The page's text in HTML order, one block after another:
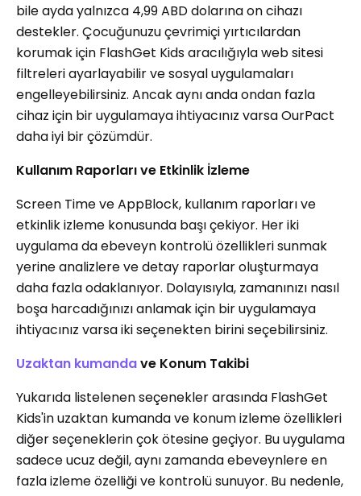
bile ayda yalnızca 4,99 ABD dolarına on cihazı
destekler. Çocuğunuzu çevrimiçi yırtıcılardan
korumak için FlashGet Kids aracılığıyla web sitesi
filtreleri ayarlayabilir ve sosyal uygulamaları
engelleyebilirsiniz. Ancak aynı anda ondan fazla
cihaz için bir uygulamaya ihtiyacınız varsa OurPact
daha iyi bir çözümdür.
Kullanım Raporları ve Etkinlik İzleme
Screen Time ve AppBlock, kullanım raporları ve
etkinlik izleme konusunda başı çekiyor. Her iki
uygulama da ebeveyn kontrolü özellikleri sunmak
yerine analizlere ve detay raporlar oluşturmaya
daha fazla odaklanıyor. Dolayısıyla, zamanınızı nasıl
boşa harcadığınızı anlamak için bir uygulamaya
ihtiyacınız varsa iki seçenekten birini seçebilirsiniz.
Uzaktan kumandave Konum Takibi
Yukarıda listelenen seçenekler arasında FlashGet
Kids'in uzaktan kumanda ve konum izleme özellikleri
diğer seçeneklerin çok ötesine geçiyor. Bu uygulama
sadece ucuz değil, aynı zamanda ebeveynlere en
fazla izleme özelliği ve kontrolü sunuyor. Bu nedenle,